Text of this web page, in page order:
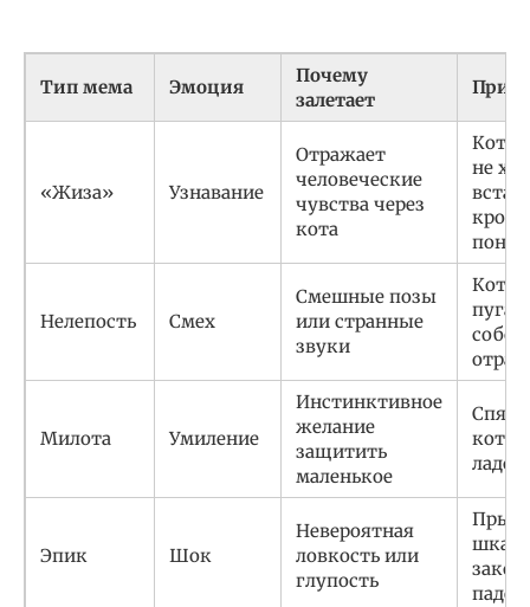
Тип мема Эмоция
Почему
залетает
«Жиза» Узнавание
Отражает
человеческие
чувства через
кота
Кот,
не
Нелепость Смех
Смешные позы
или странные
звуки
Кот,
Милота Умиление
Инстинктивное
желание
защитить
маленькое
Эпик Шок
Невероятная
ловкость или
глупость